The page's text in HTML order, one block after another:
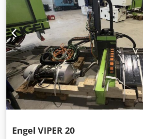
Engel VIPER 20